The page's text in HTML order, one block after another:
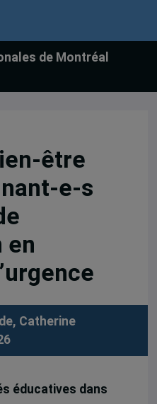
de Montréal
être
e-s
en
Catherine
éducatives dans